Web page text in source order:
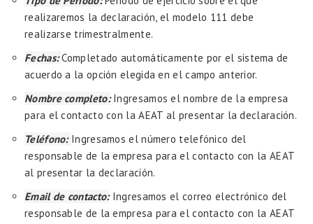
realizaremos la declaración, el modelo 111 debe
realizarse trimestralmente.
Fechas:Completado automáticamente por el sistema de
acuerdo a la opción elegida en el campo anterior.
Nombre completo: Ingresamos el nombre de la empresa
para el contacto con la AEAT al presentar la declaración.
Teléfono: Ingresamos el número telefónico del
responsable de la empresa para el contacto con la AEAT
al presentar la declaración.
Email de contacto: Ingresamos el correo electrónico del
responsable de la empresa para el contacto con la AEAT